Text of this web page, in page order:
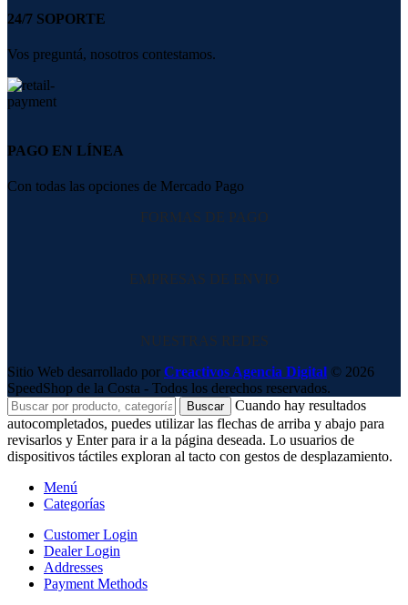
24/7 SOPORTE
Vos preguntá, nosotros contestamos.
PAGO EN LÍNEA
Con todas las opciones de Mercado Pago
FORMAS DE PAGO
EMPRESAS DE ENVIO
NUESTRAS REDES
Sitio Web desarrollado por Creactivos Agencia Digital © 2026
SpeedShop de la Costa - Todos los derechos reservados.
Buscar
Cuando hay resultados
autocompletados, puedes utilizar las flechas de arriba y abajo para
revisarlos y Enter para ir a la página deseada. Lo usuarios de
dispositivos táctiles exploran al tacto con gestos de desplazamiento.
Menú
Categorías
Customer Login
Dealer Login
Addresses
Payment Methods